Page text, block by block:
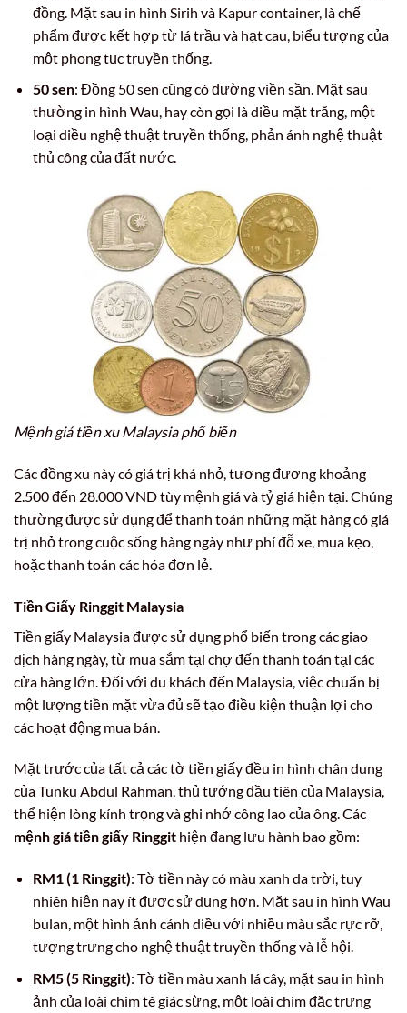
đồng. Mặt sau in hình Sirih và Kapur container, là chế
phẩm được kết hợp từ lá trầu và hạt cau, biểu tượng của
một phong tục truyền thống.
50 sen: Đồng 50 sen cũng có đường viền sần. Mặt sau
thường in hình Wau, hay còn gọi là diều mặt trăng, một
loại diều nghệ thuật truyền thống, phản ánh nghệ thuật
thủ công của đất nước.
Mệnh giá tiền xu Malaysia phổ biến
Các đồng xu này có giá trị khá nhỏ, tương đương khoảng
2.500 đến 28.000 VND tùy mệnh giá và tỷ giá hiện tại. Chúng
thường được sử dụng để thanh toán những mặt hàng có giá
trị nhỏ trong cuộc sống hàng ngày như phí đỗ xe, mua kẹo,
hoặc thanh toán các hóa đơn lẻ.
Tiền Giấy Ringgit Malaysia
Tiền giấy Malaysia được sử dụng phổ biến trong các giao
dịch hàng ngày, từ mua sắm tại chợ đến thanh toán tại các
cửa hàng lớn. Đối với du khách đến Malaysia, việc chuẩn bị
một lượng tiền mặt vừa đủ sẽ tạo điều kiện thuận lợi cho
các hoạt động mua bán.
Mặt trước của tất cả các tờ tiền giấy đều in hình chân dung
của Tunku Abdul Rahman, thủ tướng đầu tiên của Malaysia,
thể hiện lòng kính trọng và ghi nhớ công lao của ông. Các
mệnh giá tiền giấy Ringgit hiện đang lưu hành bao gồm:
RM1 (1 Ringgit): Tờ tiền này có màu xanh da trời, tuy
nhiên hiện nay ít được sử dụng hơn. Mặt sau in hình Wau
bulan, một hình ảnh cánh diều với nhiều màu sắc rực rỡ,
tượng trưng cho nghệ thuật truyền thống và lễ hội.
RM5 (5 Ringgit): Tờ tiền màu xanh lá cây, mặt sau in hình
ảnh của loài chim tê giác sừng, một loài chim đặc trưng